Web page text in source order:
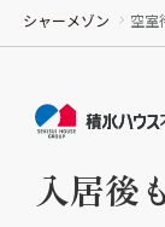
シャーメゾン 空室
入居後